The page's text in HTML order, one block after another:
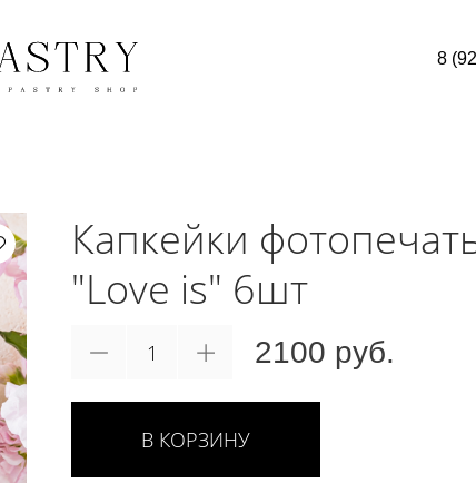
8
Капкейки
"Love is" 6шт
2100 руб.
В КОРЗИНУ